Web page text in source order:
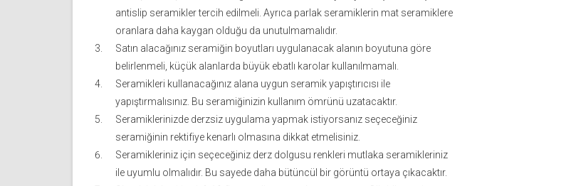
antislip seramikler tercih edilmeli. Ayrıca parlak seramiklerin mat seramiklere
oranlara daha kaygan olduğu da unutulmamalıdır.
Satın alacağınız seramiğin boyutları uygulanacak alanın boyutuna göre
belirlenmeli, küçük alanlarda büyük ebatlı karolar kullanılmamalı.
Seramikleri kullanacağınız alana uygun seramik yapıştırıcısı ile
yapıştırmalısınız. Bu seramiğinizin kullanım ömrünü uzatacaktır.
Seramiklerinizde derzsiz uygulama yapmak istiyorsanız seçeceğiniz
seramiğinin rektifiye kenarlı olmasına dikkat etmelisiniz.
Seramikleriniz için seçeceğiniz derz dolgusu renkleri mutlaka seramikleriniz
ile uyumlu olmalıdır. Bu sayede daha bütüncül bir görüntü ortaya çıkacaktır.